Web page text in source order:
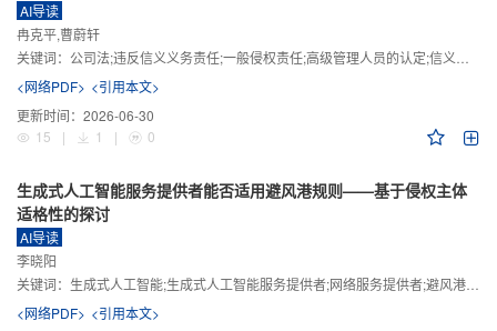
AI导读
冉克平,曹蔚轩
关键词： 公司法;违反信义义务责任;一般侵权责任;高级管理人员的认定;信义义务
<网络PDF> <引用本文>
更新时间： 2026-06-30
15
| 1 | 0
生成式人工智能服务提供者能否适用避风港规则——基于侵权主体
适格性的探讨
AI导读
李晓阳
关键词： 生成式人工智能;生成式人工智能服务提供者;网络服务提供者;避风港规则;版权责任
<网络PDF> <引用本文>